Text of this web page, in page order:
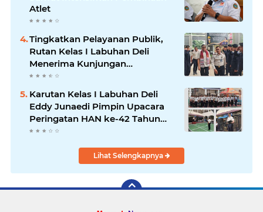
Atlet
Tingkatkan Pelayanan Publik,
Rutan Kelas I Labuhan Deli
Menerima Kunjungan
Rombongan Staf Khusus
Menteri Imipas
Karutan Kelas I Labuhan Deli
Eddy Junaedi Pimpin Upacara
Peringatan HAN ke-42 Tahun
2026
Lihat Selengkapnya